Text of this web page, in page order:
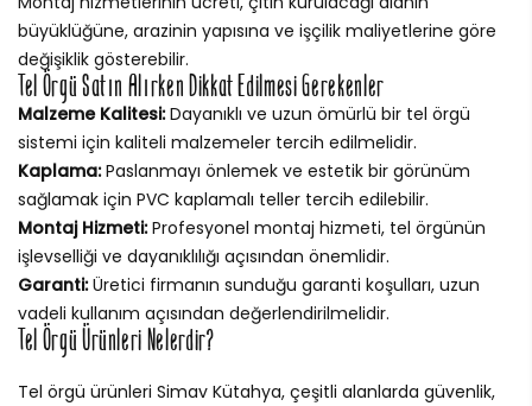
büyüklüğüne, arazinin yapısına ve işçilik maliyetlerine göre
değişiklik gösterebilir.
Tel Örgü Satın Alırken Dikkat Edilmesi Gerekenler
Malzeme Kalitesi:Dayanıklı ve uzun ömürlü bir tel örgü
sistemi için kaliteli malzemeler tercih edilmelidir.
Kaplama:Paslanmayı önlemek ve estetik bir görünüm
sağlamak için PVC kaplamalı teller tercih edilebilir.
Montaj Hizmeti:Profesyonel montaj hizmeti, tel örgünün
işlevselliği ve dayanıklılığı açısından önemlidir.
Garanti:Üretici firmanın sunduğu garanti koşulları, uzun
vadeli kullanım açısından değerlendirilmelidir.
Tel Örgü Ürünleri Nelerdir?
Tel örgü ürünleri Simav Kütahya, çeşitli alanlarda güvenlik,